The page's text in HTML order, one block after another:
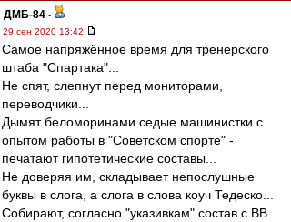
ДМБ-84 -
29 сен 2020 13:42
Самое напряжённое время для тренерского
штаба "Спартака"...
Не спят, слепнут перед мониторами,
переводчики...
Дымят беломоринами седые машинистки с
опытом работы в "Советском спорте" -
печатают гипотетические составы...
Не доверяя им, складывает непослушные
буквы в слога, а слога в слова коуч Тедеско...
Собирают, согласно "указивкам" состав с ВВ...